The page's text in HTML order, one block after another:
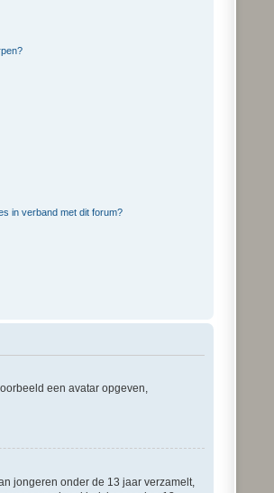
in verband met dit forum?
een avatar opgeven,
jongeren onder de 13 jaar verzamelt,